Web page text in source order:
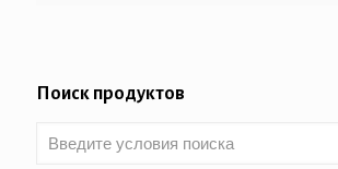
Поиск продуктов